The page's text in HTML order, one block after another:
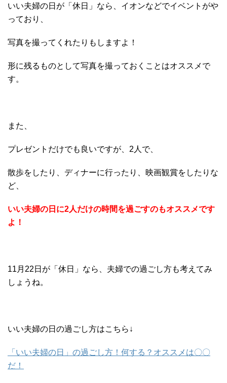
いい夫婦の日が「休日」なら、イオンなどでイベントがや
っており、
写真を撮ってくれたりもしますよ！
形に残るものとして写真を撮っておくことはオススメで
す。
また、
プレゼントだけでも良いですが、2人で、
散歩をしたり、ディナーに行ったり、映画観賞をしたりな
ど、
いい夫婦の日に2人だけの時間を過ごすのもオススメです
よ！
11月22日が「休日」なら、夫婦での過ごし方も考えてみ
しょうね。
いい夫婦の日の過ごし方はこちら↓
「いい夫婦の日」の過ごし方！何する？オススメは〇〇
だ！